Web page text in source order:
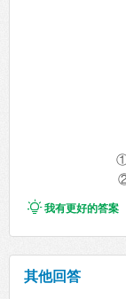
①
我有更好的答案
其他回答